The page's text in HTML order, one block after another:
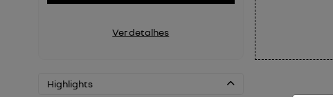
Ver detalhes
Highlights